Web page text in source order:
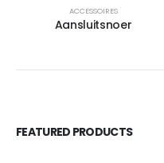
ACCESSOIRES
Aansluitsnoer
FEATURED PRODUCTS